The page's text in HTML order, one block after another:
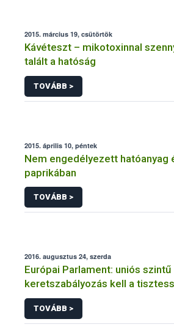
2015. március 19, csütörtök
Kávéteszt – mikotoxinnal
talált a hatóság
TOVÁBB >
2015. április 10, péntek
Nem engedélyezett hatóanyag
paprikában
TOVÁBB >
2016. augusztus 24, szerda
Európai Parlament: uniós szintű
keretszabályozás kell a
kereskedelmi magatartás
TOVÁBB >